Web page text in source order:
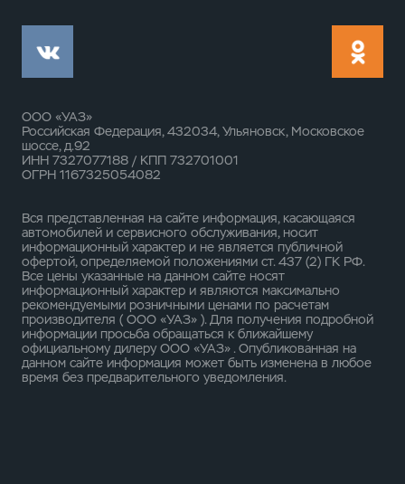
ООО «УАЗ»
Российская Федерация, 432034, Ульяновск, Московское
шоссе, д.92
ИНН 7327077188 / КПП 732701001
ОГРН 1167325054082
Вся представленная на сайте информация, касающаяся
автомобилей и сервисного обслуживания, носит
информационный характер и не является публичной
офертой, определяемой положениями ст. 437 (2) ГК РФ.
Все цены указанные на данном сайте носят
информационный характер и являются максимально
рекомендуемыми розничными ценами по расчетам
производителя ( ООО «УАЗ» ). Для получения подробной
информации просьба обращаться к ближайшему
официальному дилеру ООО «УАЗ» . Опубликованная на
данном сайте информация может быть изменена в любое
время без предварительного уведомления.